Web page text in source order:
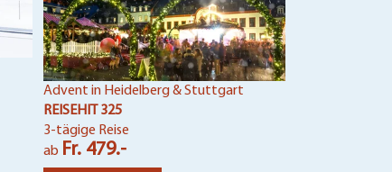
Advent in Heidelberg & Stuttgart
REISEHIT 325
3-tägige Reise
ab Fr. 479.-